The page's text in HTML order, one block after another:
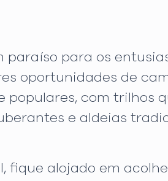
paraíso para os
oportunidades de
populares, com trilhos
e aldeias
fique alojado em